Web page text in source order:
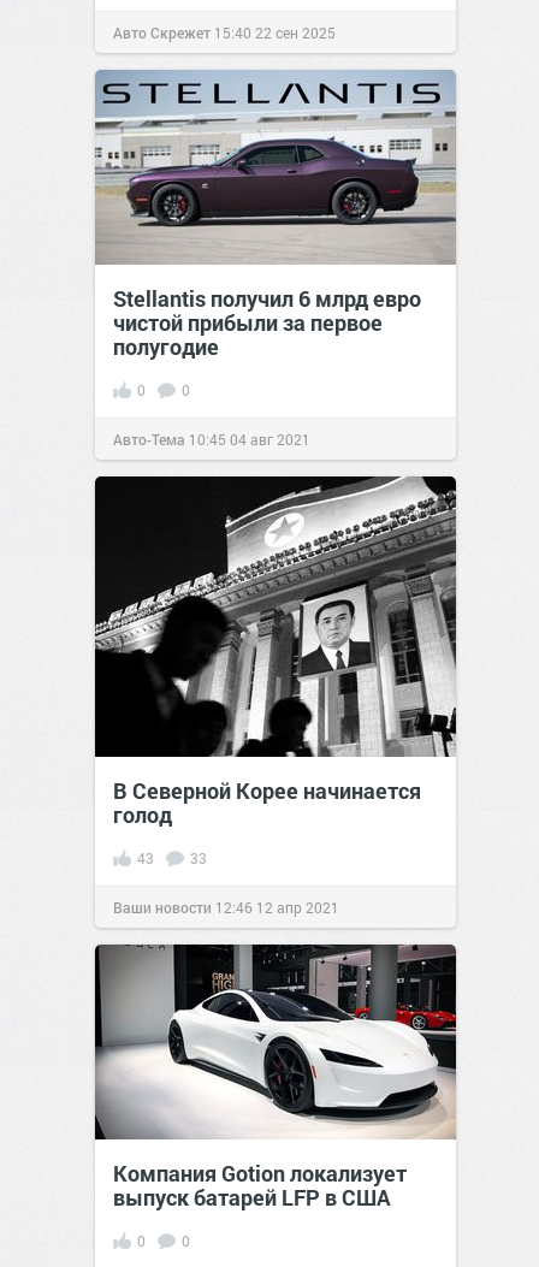
Авто Скрежет 15:40 22 сен 2025
Stellantis получил 6 млрд евро
чистой прибыли за первое
полугодие
0 0
Авто-Тема 10:45 04 авг 2021
В Северной Корее начинается
голод
43 33
Ваши новости 12:46 12 апр 2021
Компания Gotion локализует
выпуск батарей LFP в США
0 0